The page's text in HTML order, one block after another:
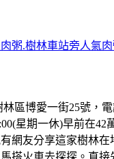
肉粥.樹林車站旁人氣
區博愛一街25號，電
星期一休)早前在42
有網友分享這家樹林
搭火車去探探。直接